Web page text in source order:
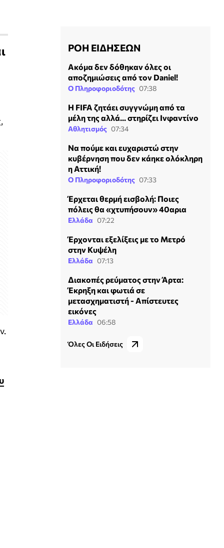
ΡΟΗ ΕΙΔΗΣΕΩΝ
Ακόμα δεν δόθηκαν όλες οι
αποζημιώσεις από τον Daniel!
Ο Πληροφοριοδότης 07:38
Η FIFA ζητάει συγγνώμη από τα
μέλη της αλλά... στηρίζει Ινφαντίνο
Αθλητισμός 07:34
Να πούμε και ευχαριστώ στην
κυβέρνηση που δεν κάηκε ολόκληρη
η Αττική!
Ο Πληροφοριοδότης 07:33
Έρχεται θερμή εισβολή: Ποιες
πόλεις θα «χτυπήσουν» 40αρια
Ελλάδα 07:22
Έρχονται εξελίξεις με το Μετρό
στην Κυψέλη
Ελλάδα 07:13
Διακοπές ρεύματος στην Άρτα:
Έκρηξη και φωτιά σε
μετασχηματιστή - Απίστευτες
εικόνες
Ελλάδα 06:58
Όλες Οι Ειδήσεις